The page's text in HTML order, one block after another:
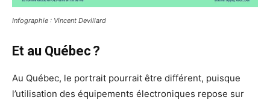
Infographie : Vincent Devillard
Et au Québec ?
Au Québec, le portrait pourrait être différent, puisque
l’utilisation des équipements électroniques repose sur